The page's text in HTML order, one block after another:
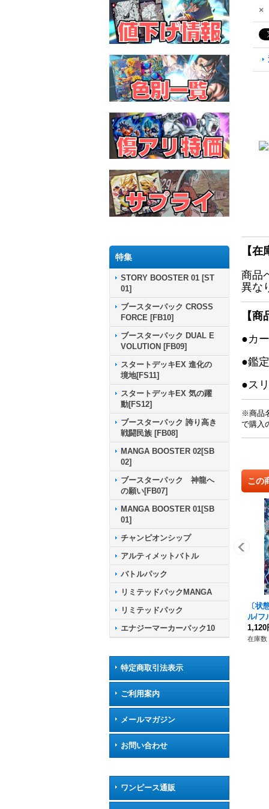
特集
STORY BOOSTER 01 [ST
01]
ブースターパック CROSS
FORCE [FB10]
ブースターパック DUAL E
VOLUTION [FB09]
スタートデッキEX 進化の
境地[FS11]
スタートデッキEX 気の躍
動[FS12]
ブースターパック 誇り高き
戦闘民族 [FB08]
MANGA BOOSTER 02[SB
02]
ブースターパック 神龍へ
の願い[FB07]
MANGA BOOSTER 01[SB
01]
チャンピオンシップ
アルティメットバトル
バトルパック
リミテッドパックMANGA
リミテッドパック
エナジーマーカーパック10
特定商取引法表示
ご利用案内
メールマガジン
お問い合わせ
ワンピース通販
×
【
商品
異な
【
●カ
●鑑
●ス
※商品
で購入
この
〔状
ル/フ
-069}
1,120
在庫数